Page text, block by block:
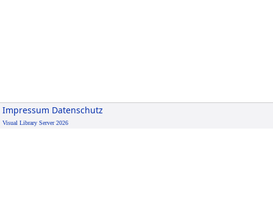
Impressum Datenschutz
Visual Library Server 2026